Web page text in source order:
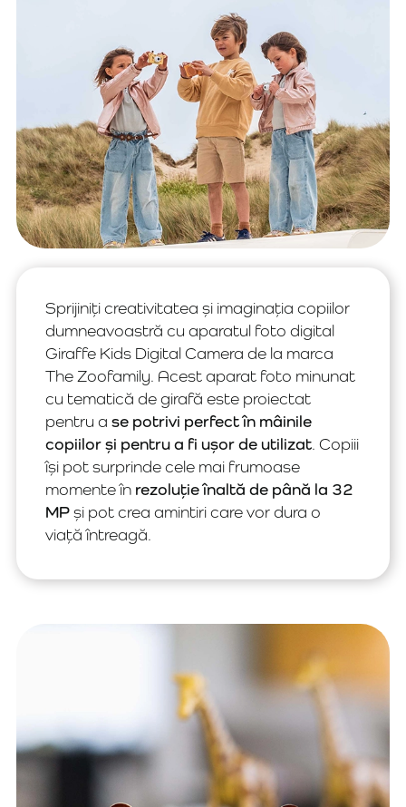
Sprijiniți creativitatea și imaginația copiilor
dumneavoastră cu aparatul foto digital
Giraffe Kids Digital Camera de la marca
The Zoofamily. Acest aparat foto minunat
cu tematică de girafă este proiectat
pentru a se potrivi perfect în mâinile
copiilor și pentru a fi ușor de utilizat. Copiii
își pot surprinde cele mai frumoase
momente în rezoluție înaltă de până la 32
MPși pot crea amintiri care vor dura o
viață întreagă.